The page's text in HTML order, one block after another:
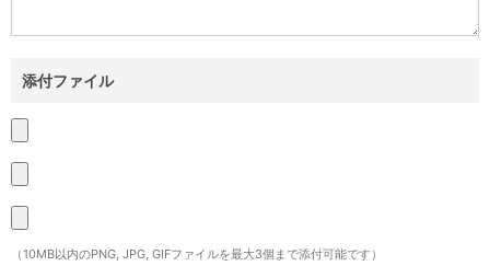
添付ファイル
（10MB以内のPNG, JPG, GIFファイルを最大3個まで添付可能です）